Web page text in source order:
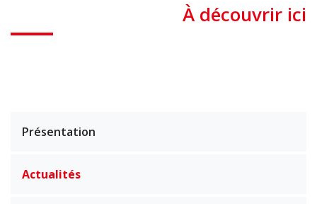
À découvrir ici
Présentation
Actualités